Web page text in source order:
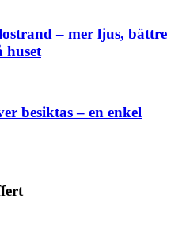
– mer ljus, bättre
huset
besiktas – en enkel